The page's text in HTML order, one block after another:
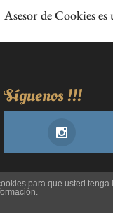
Asesor de Cookies
Síguenos !!!
para que usted